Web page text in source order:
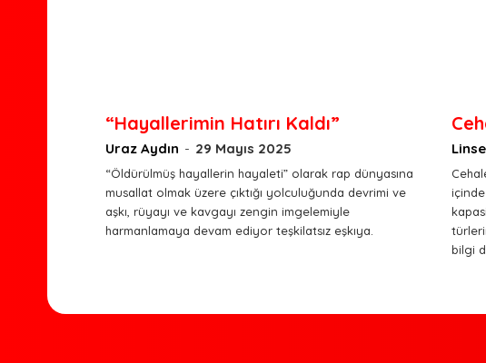
“Hayallerimin Hatırı Kaldı”
Uraz Aydın - 29 Mayıs 2025
“Öldürülmüş hayallerin hayaleti” olarak rap dünyasına
musallat olmak üzere çıktığı yolculuğunda devrimi ve
aşkı, rüyayı ve kavgayı zengin imgelemiyle
harmanlamaya devam ediyor teşkilatsız eşkıya.
bilgi